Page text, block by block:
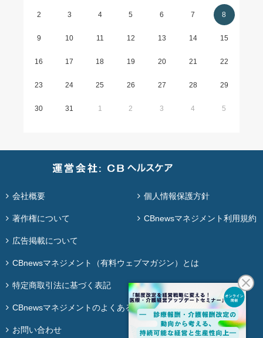
2 3 4 5 6 7 8
9 10 11 12 13 14 15
16 17 18 19 20 21 22
23 24 25 26 27 28 29
30 31 1 2 3 4 5
会社概要 個人情報保護方針
著作権について CBnewsマネジメント利用規約
広告掲載について
CBnewsマネジメント（有料ウェブマガジン）とは
特定商取引法に基づく表記
CBnewsマネジメントのよくある質問
お問い合わせ